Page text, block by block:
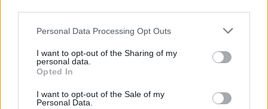
Personal Data Processing Opt Outs
I want to opt-out of the Sharing of my
personal data.
Opted In
I want to opt-out of the Sale of my
Personal Data.
être prescrits pour ouvrir les voies respiratoires. Enfin, des
applications ou montres connectées qui enregistrent les
ronflements peuvent aider à prendre conscience du problème,
mais ne remplacent pas un avis médical et un traitement adapté.